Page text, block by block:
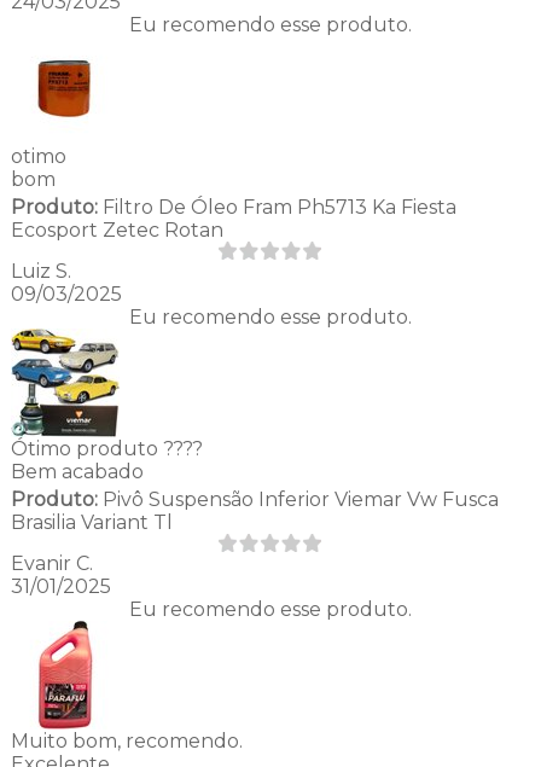
Eu recomendo esse produto.
otimo
bom
Produto:Filtro De Óleo Fram Ph5713 Ka Fiesta
Ecosport Zetec Rotan
Luiz S.
09/03/2025
Eu recomendo esse produto.
Ótimo produto ????
Bem acabado
Produto:Pivô Suspensão Inferior Viemar Vw Fusca
Brasilia Variant Tl
Evanir C.
31/01/2025
Eu recomendo esse produto.
Muito bom, recomendo.